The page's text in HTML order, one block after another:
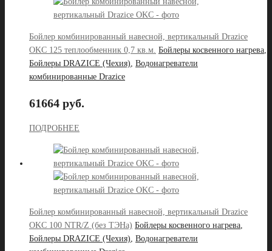
Бойлер комбинированный навесной, вертикальный Drazice
OKC 125 теплообменник 0,7 кв.м. Бойлеры косвенного нагрева,
Бойлеры DRAZICE (Чехия), Водонагреватели
комбинированные Drazice
61664 руб.
ПОДРОБНЕЕ
Бойлер комбинированный навесной, вертикальный Drazice
OKC 100 NTR/Z (без ТЭНа) Бойлеры косвенного нагрева,
Бойлеры DRAZICE (Чехия), Водонагреватели